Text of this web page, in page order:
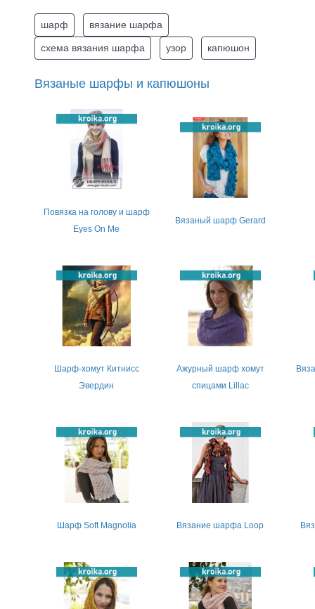
шарф вязание шарфа
схема вязания шарфа узор капюшон
Вязаные шарфы и капюшоны
Повязка на голову и шарф
Eyes On Me
Вязаный шарф Gerard
Шарф-хомут Китнисс
Эвердин
Ажурный шарф хомут
спицами Lillac
Шарф Soft Magnolia Вязание шарфа Loop